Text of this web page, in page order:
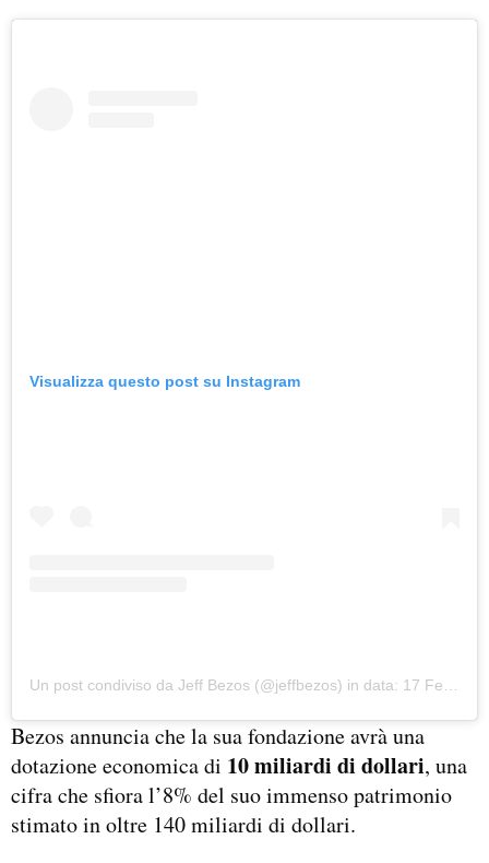
Visualizza questo post su Instagram
Un post condiviso da Jeff Bezos (@jeffbezos) in data: 17 Feb 2020 alle ore 10:00 PST
Bezos annuncia che la sua fondazione avrà una
dotazione economica di 10 miliardi di dollari, una
cifra che sfiora l’8% del suo immenso patrimonio
stimato in oltre 140 miliardi di dollari.